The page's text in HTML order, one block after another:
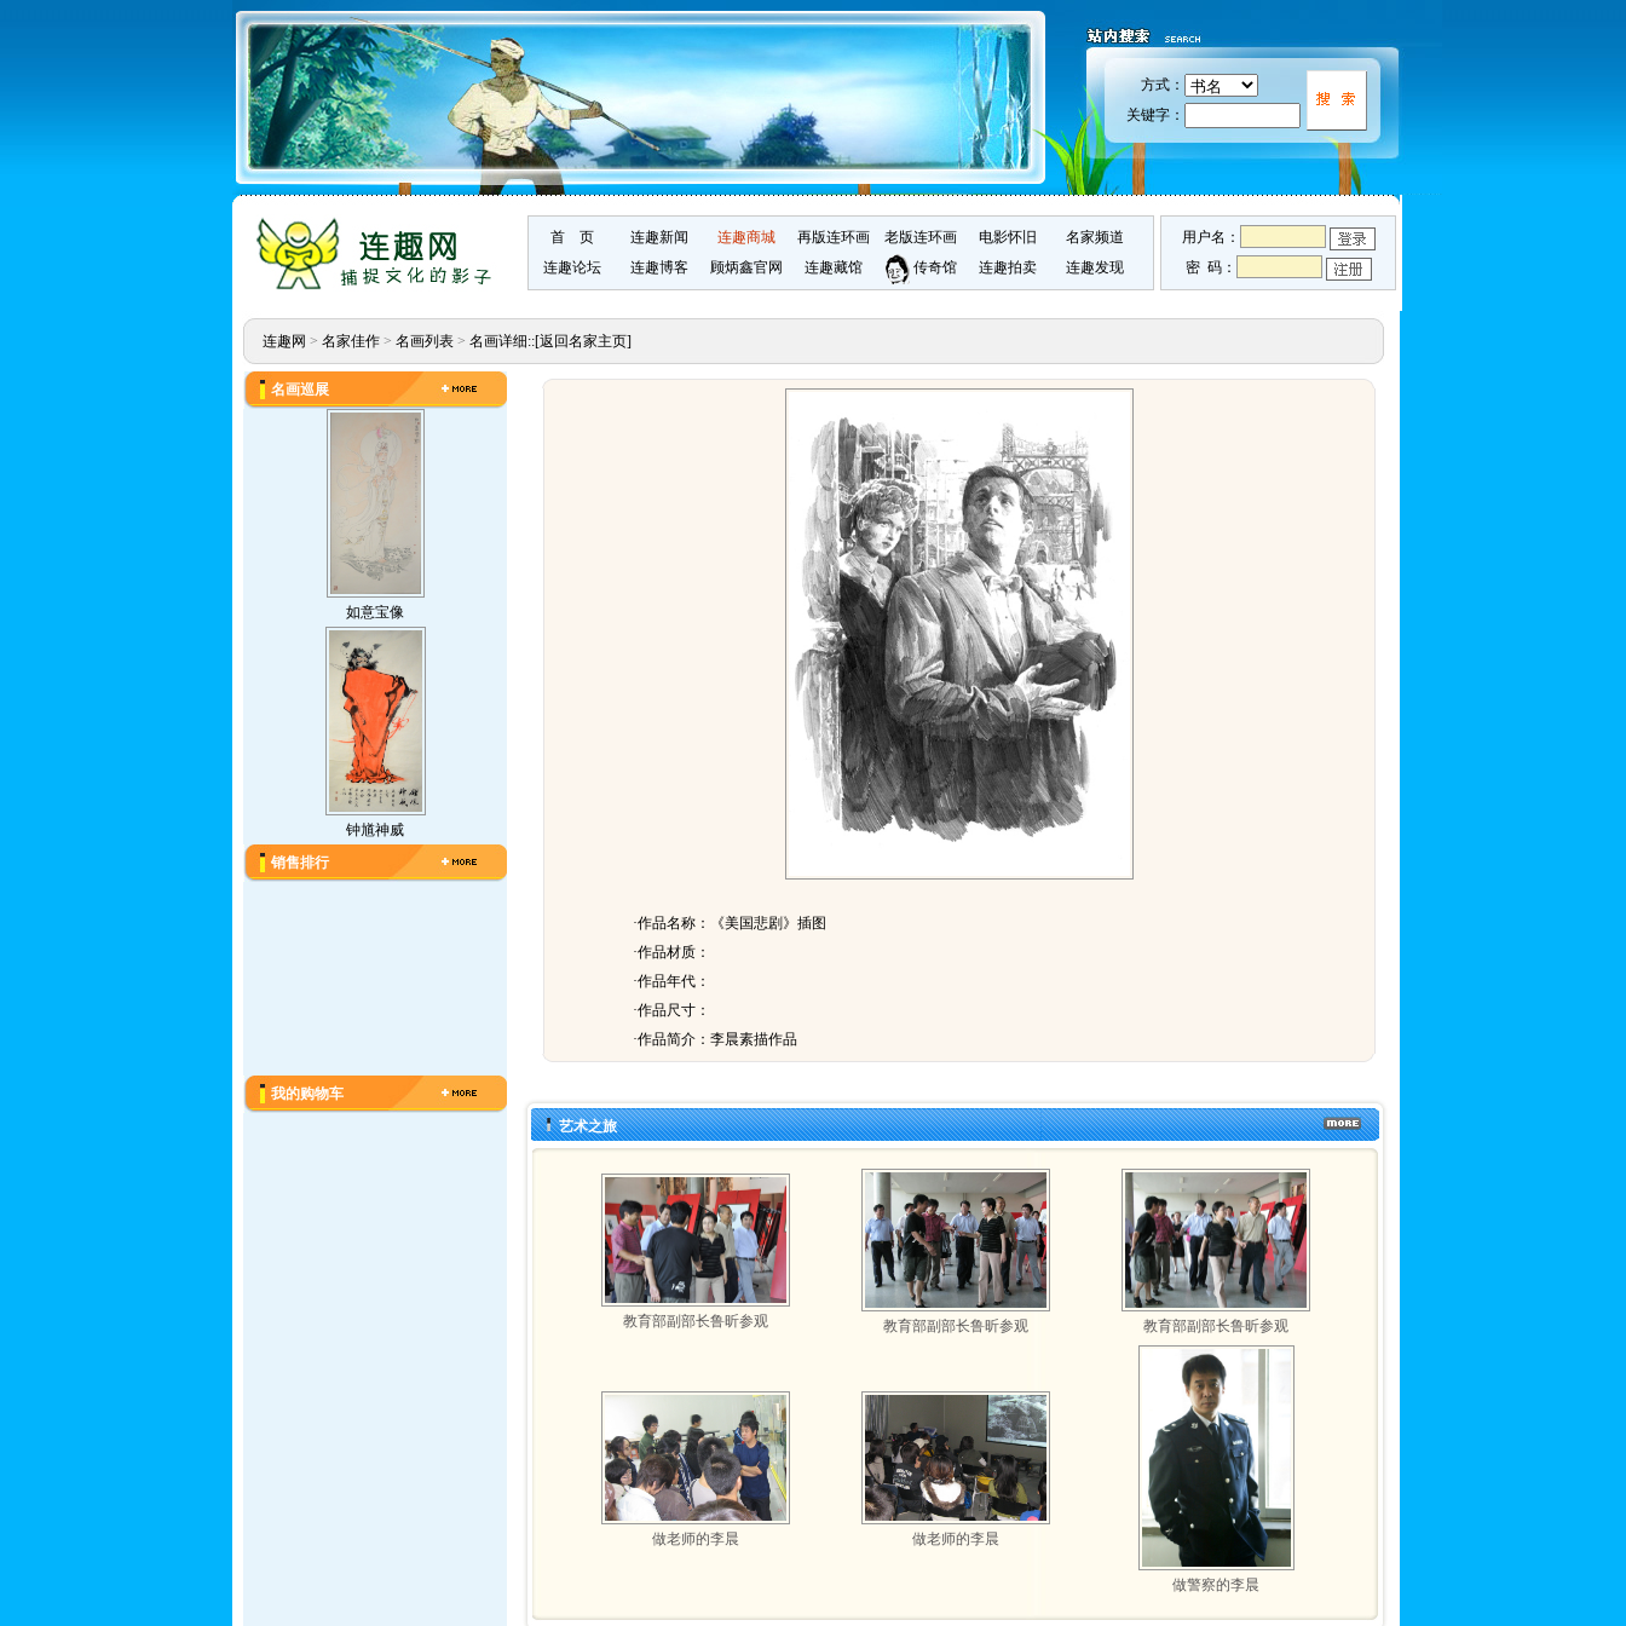
方式：
关键字：
首 页 连趣新闻 连趣商城 再版连环画 老版连环画 电影怀旧
名家频道
连趣论坛
连趣博客 顾炳鑫官网 连趣藏馆 传奇馆 连趣拍卖 连趣发现
用户名：
密 码：
连趣网 > 名家佳作> 名画列表> 名画详细::[返回名家主页]
名画巡展
如意宝像
钟馗神威
销售排行
我的购物车
·作品名称：《美国悲剧》插图
·作品材质：
·作品年代：
·作品尺寸：
·作品简介： 李晨素描作品
艺术之旅
教育部副部长鲁昕参观 教育部副部长鲁昕参观 教育部副部长鲁昕参观
做老师的李晨 做老师的李晨
做警察的李晨